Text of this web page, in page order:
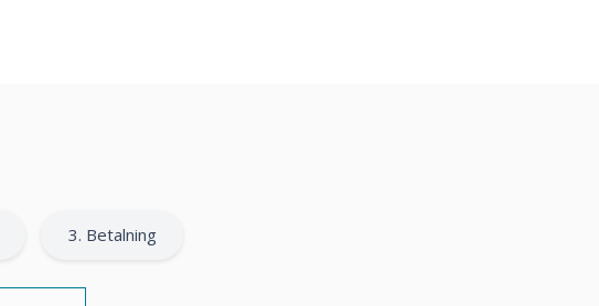
3. Betalning